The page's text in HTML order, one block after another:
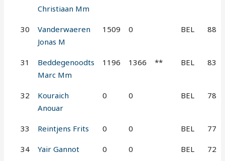
Christiaan Mm
30
Vanderwaeren
Jonas M
1509 0 BEL 88
31
Beddegenoodts
Marc Mm
1196 1366 ** BEL 83
32
Kouraich
Anouar
0 0 BEL 78
33 Reintjens Frits 0 0 BEL 77
34 Yair Gannot 0 0 BEL 72